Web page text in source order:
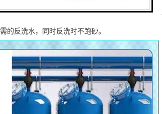
反洗口被排出。在系统中，设计的集水器使填料
的反洗水，同时反洗时不跑砂。